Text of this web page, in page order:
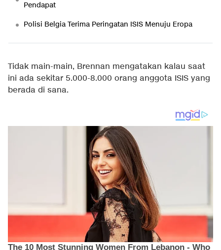
Pendapat
Polisi Belgia Terima Peringatan ISIS Menuju Eropa
Tidak main-main, Brennan mengatakan kalau saat
ini ada sekitar 5.000-8.000 orang anggota ISIS yang
berada di sana.